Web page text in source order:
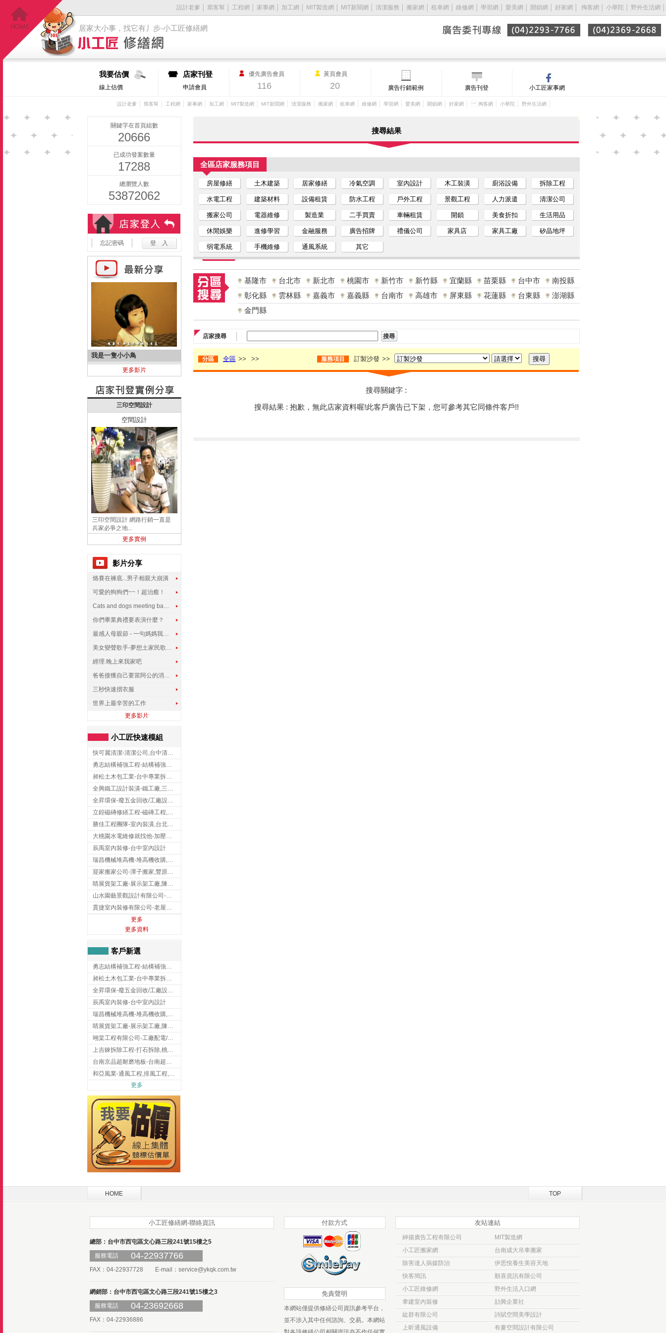
居家大小事，找它有丿步-小工匠修繕網
設計老爹 窩客幫 工程網 家事網 加工網 MIT製造網 MIT新聞網 清潔服務 搬家網 租車網 維修網 學習網 愛美網 開鎖網 好家網 掏客網 小華陀 野外生活網
我要估價
線上估價
店家刊登
申請會員
優先廣告會員
116
黃頁會員
20 廣告行銷範例 廣告刊登 小工匠家事網
設計老爹 窩客幫 工程網 家事網 加工網 MIT製造網 MIT新聞網 清潔服務 搬家網 租車網 維修網 學習網 愛美網 開鎖網 好家網 │  掏客網 小華陀 野外生活網
關鍵字在首頁組數
20666
已成功發案數量
17288
總瀏覽人數
53872062
忘記密碼
我是一隻小小鳥
更多影片
三印空間設計
空間設計
三印空間設計 網路行銷一直是
兵家必爭之地...
更多實例
影片分享
烙賽在褲底...男子相親大崩潰
可愛的狗狗們~~！超治癒！
Cats and dogs meeting babies for the first time
你們畢業典禮要表演什麼？
最感人母親節 - 一句媽媽我愛你
美女變聲歌手-夢想土家民歌傳遍世界
經理.晚上來我家吧
爸爸接獲自己要當阿公的消息，反應史上最可愛!!!
三秒快速摺衣服
世界上最辛苦的工作
更多影片
小工匠快速模組
快可麗清潔-清潔公司,台中清潔公司,台中居家清潔
勇志結構補強工程-結構補強工程 ,桃園結構補強工程,龍潭結構補強工程
昶松土木包工業-台中專業拆除工程/挖土機出租
全興鐵工設計裝潢-鐵工廠,三峽鐵工廠,台北鐵工廠
全昇環保-廢五金回收/工廠設備收購/機械設備回收/高價收購廠房設備
立鍠磁磚修繕工程-磁磚工程,磁磚修補,新竹磁磚工程
勝佳工程團隊-室內裝潢,台北房屋裝修,三重室內裝修
大桃園水電維修就找他-加壓馬達,抽水馬達,桃園水電行,中壢水電
辰禹室內裝修-台中室內設計
瑞昌機械堆高機-堆高機收購,新北市堆高機,桃園堆高機
迎家搬家公司-潭子搬家,豐原搬家,大雅搬家,大甲搬家,台中推薦搬家,台中搬家
睛展貨架工廠-展示架工廠,陳列架,台中展示架工廠
山水園藝景觀設計有限公司-景觀工程,景觀設計,新竹園藝工程,新竹景觀設計
貫捷室內裝修有限公司-老屋翻新工程,台中老屋翻新工程,台中舊屋翻新
更多
更多資料
客戶新選
勇志結構補強工程-結構補強工程 ,桃園結構補強工程,龍潭結構補強工程
昶松土木包工業-台中專業拆除工程/挖土機出租
全昇環保-廢五金回收/工廠設備收購/機械設備回收/高價收購廠房設備
辰禹室內裝修-台中室內設計
瑞昌機械堆高機-堆高機收購,新北市堆高機,桃園堆高機
睛展貨架工廠-展示架工廠,陳列架,台中展示架工廠
翊棠工程有限公司-工廠配電/高雄消防機電公司
上吉錸拆除工程-打石拆除,桃園打石拆除,桃園拆除工程
台南京品超耐磨地板-台南超耐磨地板
和亞風業-通風工程,排風工程,彰化通風工程,彰化排風工程
更多
搜尋結果
全區店家服務項目
房屋修繕 土木建築 居家修繕 冷氣空調 室內設計 木工裝潢 廚浴設備 拆除工程
水電工程 建築材料 設備租賃 防水工程 戶外工程 景觀工程 人力派遣 清潔公司
搬家公司 電器維修 製造業 二手買賣 車輛租賃 開鎖 美食折扣 生活用品
休閒娛樂 進修學習 金融服務 廣告招牌 禮儀公司 家具店 家具工廠 矽晶地坪
弱電系統 手機維修 通風系統 其它
基隆市 台北市 新北市 桃園市 新竹市 新竹縣 宜蘭縣 苗栗縣 台中市
南投縣
彰化縣
雲林縣 嘉義市 嘉義縣 台南市 高雄市 屏東縣 花蓮縣 台東縣
澎湖縣
金門縣
店家搜尋
分區 全區 >> >> 服務項目 訂製沙發 >>
搜尋關鍵字 :
搜尋結果 : 抱歉，無此店家資料喔!此客戶廣告已下架，您可參考其它同條件客戶!!
HOME TOP
小工匠修繕網-聯絡資訊
總部：台中市西屯區文心路三段241號15樓之5
服務電話
04-22937766
FAX：04-22937728 E-mail： service@ykqk.com.tw
網銷部：台中市西屯區文心路三段241號15樓之3
服務電話
04-23692668
FAX：04-22936886
付款方式
免責聲明
本網站僅提供修繕公司資訊參考平台，
並不涉入其中任何諮詢、交易。本網站
友站連結
紳揚廣告工程有限公司
MIT製造網
小工匠搬家網
台南成大吊車搬家
除害達人病媒防治
伊思悅養生美容天地
快客簡訊
順喜資訊有限公司
小工匠維修網
野外生活入口網
聿建室內裝修
劼興企業社
紘群有限公司
詩賦空間美學設計
上昕通風設備
有麥空間設計有限公司